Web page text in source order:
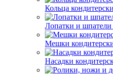
Кольца
Лопатки и шпатели
Мешки
Насадки